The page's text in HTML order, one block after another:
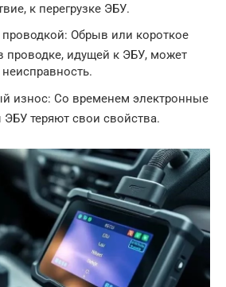
к перегрузке ЭБУ.
Обрыв или короткое
проводке, идущей к ЭБУ, может
износ: Со временем электронные
теряют свои свойства.